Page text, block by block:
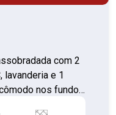
lavanderia e 1
nos fundos